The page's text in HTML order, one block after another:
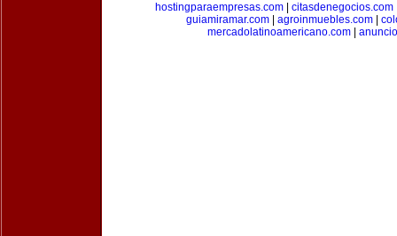
hostingparaempresas.com| citasdenegocios.com
guiamiramar.com| agroinmuebles.com|
mercadolatinoamericano.com|